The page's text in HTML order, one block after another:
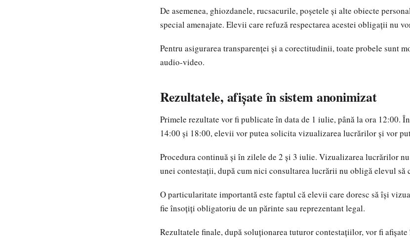
De asemenea, ghiozdanele, rucsacurile, poșetele și alte obiecte
special amenajate. Elevii care refuză respectarea acestei obligații nu
Pentru asigurarea transparenței și a corectitudinii, toate probele sunt
audio-video.
Rezultatele, afișate în sistem anonimizat
Primele rezultate vor fi publicate în data de 1 iulie, până la ora 12:00.
14:00 și 18:00, elevii vor putea solicita vizualizarea lucrărilor și vor
Procedura continuă și în zilele de 2 și 3 iulie. Vizualizarea lucrărilor
unei contestații, după cum nici consultarea lucrării nu obligă elevul să
O particularitate importantă este faptul că elevii care doresc să își
fie însoțiți obligatoriu de un părinte sau reprezentant legal.
Rezultatele finale, după soluționarea tuturor contestațiilor, vor fi